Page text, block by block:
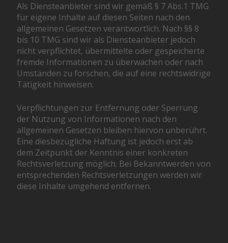
Als Diensteanbieter sind wir gemäß § 7 Abs.1 TMG
für eigene Inhalte auf diesen Seiten nach den
allgemeinen Gesetzen verantwortlich. Nach §§ 8
bis 10 TMG sind wir als Diensteanbieter jedoch
nicht verpflichtet, übermittelte oder gespeicherte
fremde Informationen zu überwachen oder nach
Umständen zu forschen, die auf eine rechtswidrige
Tätigkeit hinweisen.
Verpflichtungen zur Entfernung oder Sperrung
der Nutzung von Informationen nach den
allgemeinen Gesetzen bleiben hiervon unberührt.
Eine diesbezügliche Haftung ist jedoch erst ab
dem Zeitpunkt der Kenntnis einer konkreten
Rechtsverletzung möglich. Bei Bekanntwerden von
entsprechenden Rechtsverletzungen werden wir
diese Inhalte umgehend entfernen.